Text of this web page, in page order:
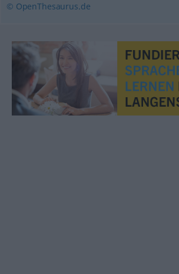
© OpenThesaurus.de